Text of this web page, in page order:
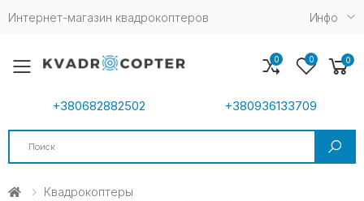
Интернет-магазин квадрокоптеров Инфо
Toggle mobile menu
+380682882502 +380936133709
Search
0 0 0
Квадрокоптеры